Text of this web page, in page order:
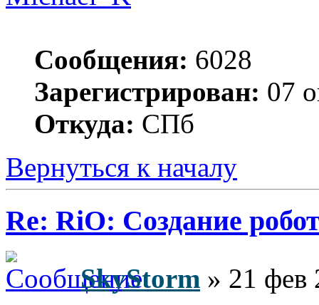
Сообщения: 6028
Зарегистрирован: 07
Откуда: СПб
Вернуться к началу
Re: RiO: Создание
SkyStorm » 21 фев